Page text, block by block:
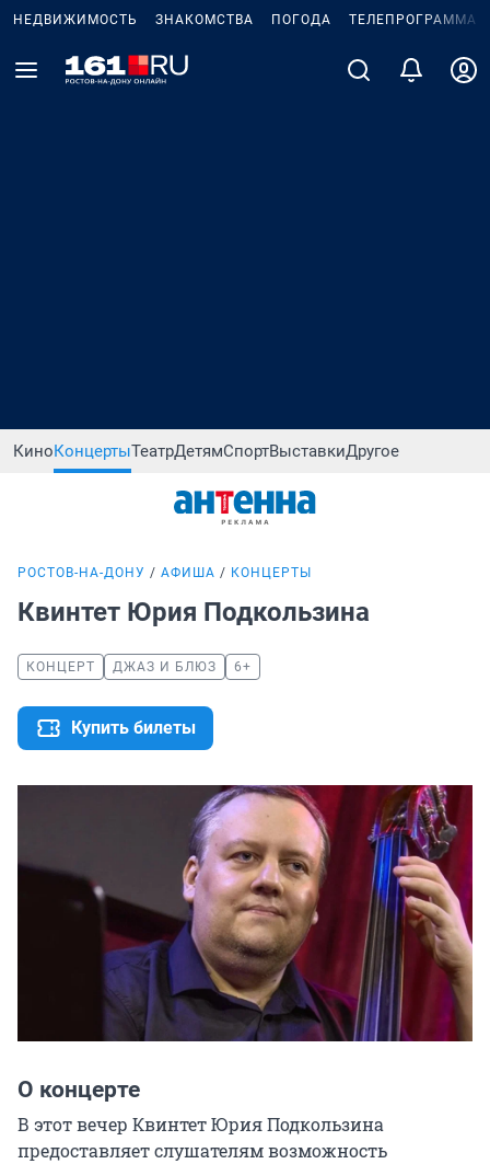
НЕДВИЖИМОСТЬ ЗНАКОМСТВА ПОГОДА ТЕЛЕПРОГРАММА
КиноКонцертыТеатрДетямСпортВыставкиДругое
РОСТОВ-НА-ДОНУ АФИША КОНЦЕРТЫ
Квинтет Юрия Подкользина
КОНЦЕРТ ДЖАЗ И БЛЮЗ 6+
Купить билеты
О концерте
В этот вечер Квинтет Юрия Подкользина
предоставляет слушателям возможность